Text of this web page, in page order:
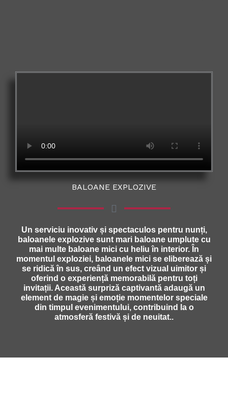
BALOANE EXPLOZIVE
Un serviciu inovativ și spectaculos pentru nunți,
baloanele explozive sunt mari baloane umplute cu
mai multe baloane mici cu heliu în interior. În
momentul exploziei, baloanele mici se eliberează și
se ridică în sus, creând un efect vizual uimitor și
oferind o experiență memorabilă pentru toți
invitații. Această surpriză captivantă adaugă un
element de magie și emoție momentelor speciale
din timpul evenimentului, contribuind la o
atmosferă festivă și de neuitat..